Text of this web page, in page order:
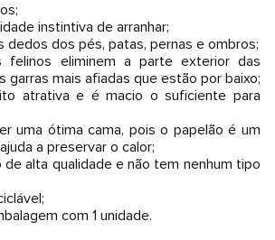
instintiva de arranhar;
dedos dos pés, patas, pernas e ombros;
eliminem a parte exterior das
garras mais afiadas que estão por baixo;
atrativa e é macio o suficiente para
uma ótima cama, pois o papelão é um
a preservar o calor;
de alta qualidade e não tem nenhum tipo
com 1 unidade.